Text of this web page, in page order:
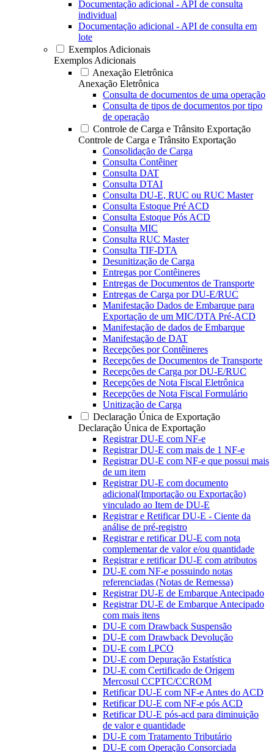
Documentação adicional - API de consulta
individual
Documentação adicional - API de consulta em
lote
Exemplos Adicionais
Exemplos Adicionais
Anexação Eletrônica
Anexação Eletrônica
Consulta de documentos de uma operação
Consulta de tipos de documentos por tipo
de operação
Controle de Carga e Trânsito Exportação
Controle de Carga e Trânsito Exportação
Consolidação de Carga
Consulta Contêiner
Consulta DAT
Consulta DTAI
Consulta DU-E, RUC ou RUC Master
Consulta Estoque Pré ACD
Consulta Estoque Pós ACD
Consulta MIC
Consulta RUC Master
Consulta TIF-DTA
Desunitização de Carga
Entregas por Contêineres
Entregas de Documentos de Transporte
Entregas de Carga por DU-E/RUC
Manifestação Dados de Embarque para
Exportação de um MIC/DTA Pré-ACD
Manifestação de dados de Embarque
Manifestação de DAT
Recepções por Contêineres
Recepções de Documentos de Transporte
Recepções de Carga por DU-E/RUC
Recepções de Nota Fiscal Eletrônica
Recepções de Nota Fiscal Formulário
Unitização de Carga
Declaração Única de Exportação
Declaração Única de Exportação
Registrar DU-E com NF-e
Registrar DU-E com mais de 1 NF-e
Registrar DU-E com NF-e que possui mais
de um item
Registrar DU-E com documento
adicional(Importação ou Exportação)
vinculado ao Item de DU-E
Registrar e Retificar DU-E - Ciente da
análise de pré-registro
Registrar e retificar DU-E com nota
complementar de valor e/ou quantidade
Registrar e retificar DU-E com atributos
DU-E com NF-e possuindo notas
referenciadas (Notas de Remessa)
Registrar DU-E de Embarque Antecipado
Registrar DU-E de Embarque Antecipado
com mais itens
DU-E com Drawback Suspensão
DU-E com Drawback Devolução
DU-E com LPCO
DU-E com Depuração Estatística
DU-E com Certificado de Origem
Mercosul CCPTC/CCROM
Retificar DU-E com NF-e Antes do ACD
Retificar DU-E com NF-e pós ACD
Retificar DU-E pós-acd para diminuição
de valor e quantidade
DU-E com Tratamento Tributário
DU-E com Operação Consorciada